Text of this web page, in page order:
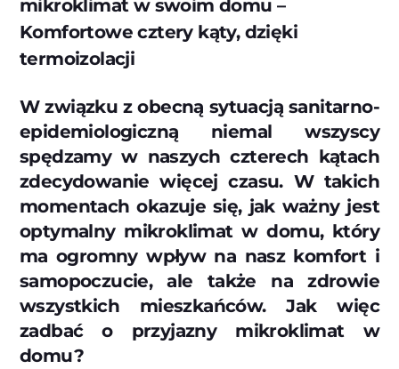
mikroklimat w swoim domu –
Komfortowe cztery kąty, dzięki
termoizolacji
W związku z obecną sytuacją sanitarno-
epidemiologiczną niemal wszyscy
spędzamy w naszych czterech kątach
zdecydowanie więcej czasu. W takich
momentach okazuje się, jak ważny jest
optymalny mikroklimat w domu, który
ma ogromny wpływ na nasz komfort i
samopoczucie, ale także na zdrowie
wszystkich mieszkańców. Jak więc
zadbać o przyjazny mikroklimat w
domu?